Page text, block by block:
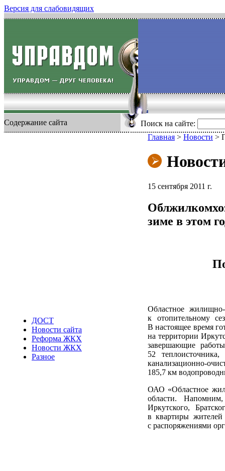
Версия для слабовидящих
Содержание сайта Поиск на сайте:
ДОСТ
Новости сайта
Реформа ЖКХ
Новости ЖКХ
Разное
Главная > Новости >
15 сентября 2011 г.
зиме в этом
Областное
к отопительному
В настоящее время
на территории
завершающие
52
185,7 км
ОАО «Областное
области.
Иркутского,
в квартиры жителей
с распоряжениями